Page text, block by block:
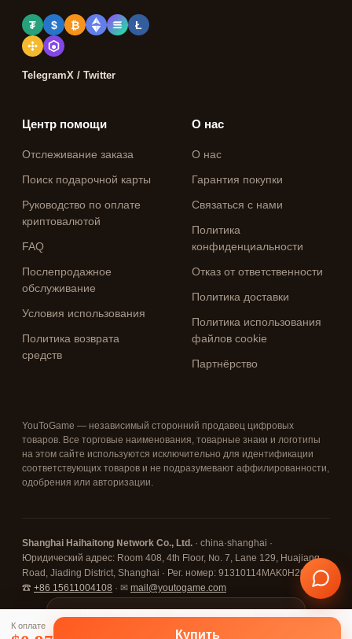
К оплате
Купить
₮ $ ₿ Ł
TelegramX / Twitter
Центр помощи
Отслеживание заказа
Поиск подарочной карты
Руководство по оплате
криптовалютой
FAQ
Послепродажное
обслуживание
Условия использования
Политика возврата
средств
О нас
О нас
Гарантия покупки
Связаться с нами
Политика
конфиденциальности
Отказ от ответственности
Политика доставки
Политика использования
файлов cookie
Партнёрство
YouToGame — независимый сторонний продавец цифровых
товаров. Все торговые наименования, товарные знаки и логотипы
на этом сайте используются исключительно для идентификации
соответствующих товаров и не подразумевают аффилированности,
одобрения или авторизации.
Shanghai Haihaitong Network Co., Ltd. · china·shanghai ·
Юридический адрес: Room 408, 4th Floor, No. 7, Lane 129, Huajiang
Road, Jiading District, Shanghai · Рег. номер: 91310114MAK0H26D67 ·
☎ +86 15611004108 · ✉ mail@youtogame.com
© 2026 YouToGame ·
🔒 Защита SSL
⛓ Оплата криптовалютой✓ Поддержка 24/7
Нажмите меню ⋮ (вверху справа),
затем «Установить приложение /
✕